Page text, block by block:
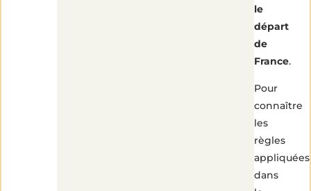
le
départ
de
France.
Pour
connaître
les
règles
appliquées
dans